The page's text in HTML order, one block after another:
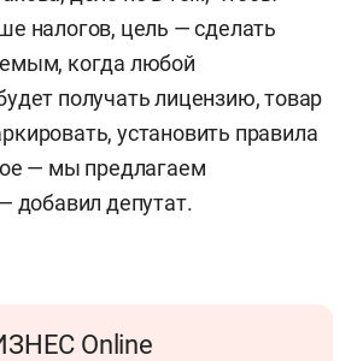
налогов, цель — сделать
когда любой
получать лицензию, товар
установить правила
— мы предлагаем
добавил депутат.
Online